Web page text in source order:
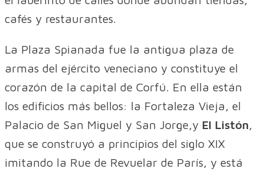
cafés y restaurantes.
La Plaza Spianada fue la antigua plaza de
armas del ejército veneciano y constituye el
corazón de la capital de Corfú. En ella están
los edificios más bellos: la Fortaleza Vieja, el
Palacio de San Miguel y San Jorge,y El Listón,
que se construyó a principios del siglo XIX
imitando la Rue de Revuelar de París, y está